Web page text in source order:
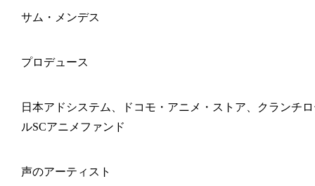
サム・メンデス
プロデュース
日本アドシステム、ドコモ・アニメ・ストア、クランチ
ルSCアニメファンド
声のアーティスト